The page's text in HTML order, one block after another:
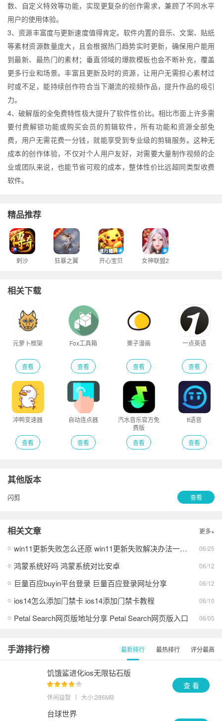
数、自定义特效等功能，实现更复杂的创作需求，兼顾了不同水平
用户的使用体验。
3、资源丰富度与更新速度值得肯定。软件内置的音乐、文案、贴纸
等素材资源数量庞大，且会根据热门趋势实时更新，确保用户能用
到最新、最热门的素材；垂直领域的爆款模板也会不断补充，覆盖
更多行业和场景。丰富且更新及时的资源，让用户无需担心素材过
时或不足，能持续创作符合当下潮流的视频作品，提升作品的吸引
力。
4、破解版的全免费特性极大提升了软件性价比。相比市面上许多需
要付费解锁功能或购买会员的剪辑软件，所有功能和资源全部免
费，用户无需花费一分钱，就能享受到专业级的剪辑服务。这种无
成本的创作体验，不仅对个人用户友好，对需要大量制作视频的企
业或团队来说，也能节省可观的成本，整体性价比远超同类型收费
软件。
精品推荐
刺沙 狂暴之翼 开心宝贝 女神联盟2
相关下载
元萝卜框架
查看
Fox工具箱
查看
栗子漫画
查看
一点英语
查看
冲鸭变速器
查看
自动连点器
查看
汽水音乐官方免
费版
查看
tt语音
查看
其他版本
闪剪 查看
相关文章 更多+
win11更新失败怎么还原 win11更新失败解决办法一览2026 06/25
鸿蒙系统好吗 鸿蒙系统对比安卓 06/12
巨量百应buyin平台登录 巨量百应登录网址分享 06/12
ios14怎么添加门禁卡 ios14添加门禁卡教程 06/10
Petal Search网页版地址分享 Petal Search网页版入口 06/05
手游排行榜 最新排行 最热排行 评分最高
饥饿鲨进化ios无限钻石版
休闲益智 大小:286MB
查 看
台球世界